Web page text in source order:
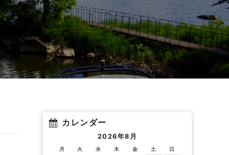
カレンダー
2026年8月
月 火 水 木 金 土 日